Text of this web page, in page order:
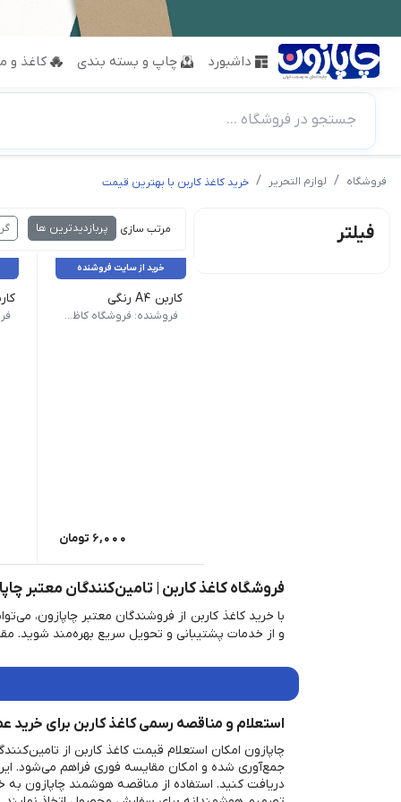
داشبورد چاپ و بسته بندی کاغذ و
جستجو در فروشگاه ...
فروشگاه لوازم التحریر خرید کاغذ کاربن با بهترین قیمت
فیلتر مرتب سازی : پربازدیدترین ها
خرید از سایت فروشنده
کاربن A4 رنگي
وزن 10 گرم رنگ زرد, سفید, قرمز
فروشنده: فروشگاه کاظمی
6,000 تومان
فروشگاه کاغذ کاربن | تامین‌کنندگان معتبر
با خرید کاغذ کاربن از فروشندگان معتبر چاپازون،
و از خدمات پشتیبانی و تحویل سریع بهره‌مند
استعلام و مناقصه رسمی کاغذ کاربن برای خرید
چاپازون امکان استعلام قیمت کاغذ کاربن از
جمع‌آوری شده و امکان مقایسه فوری فراهم می‌شود.
دریافت کنید. استفاده از مناقصه هوشمند چاپازون